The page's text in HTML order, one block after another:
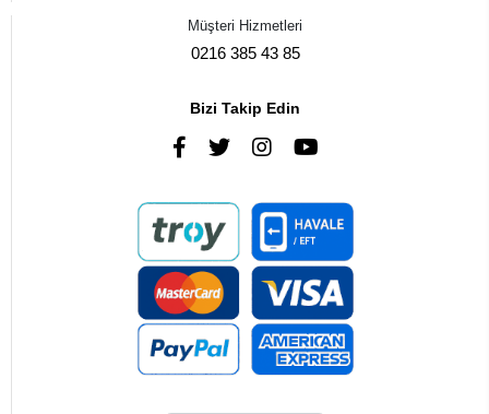
Müşteri Hizmetleri
0216 385 43 85
Bizi Takip Edin